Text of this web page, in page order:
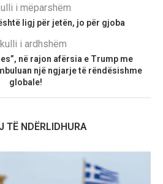
i mëparshëm
ligj për jetën, jo për gjoba
i ardhshëm
në rajon afërsia e Trump me
një ngjarje të rëndësishme
globale!
TË NDËRLIDHURA